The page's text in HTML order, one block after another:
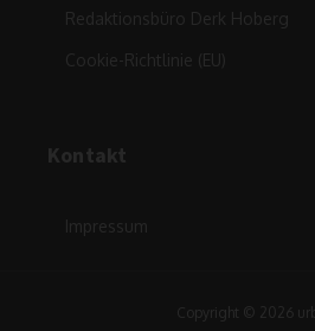
Redaktionsbüro Derk Hoberg
Cookie-Richtlinie (EU)
Kontakt
Impressum
Copyright © 2026